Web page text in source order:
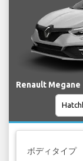
Renault Megane
ボディタイプ